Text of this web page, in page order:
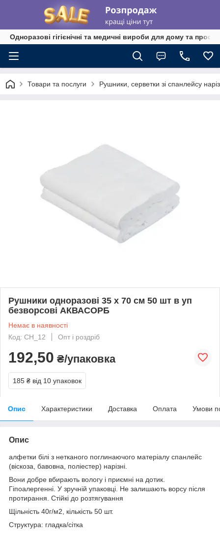
Одноразові гігієнічні та медичні вироби для дому та
Товари та послуги Рушники, серветки зі спанлейсу
Рушники одноразові 35 х 70 см 50 шт в уп
безворсові АКВАСОРБ
Немає в наявності
Код: CH_12
Опт і роздріб
192,50 ₴/упаковка
185 ₴ від 10 упаковок
Опис Характеристики Доставка Оплата Умови
Опис
алфетки білі з нетканого поглинаючого матеріалу спанлейс
(віскоза, бавовна, поліестер) нарізні.
Вони добре вбирають вологу і приємні на дотик.
Гіпоалергенні. У зручній упаковці. Не залишають ворсу після
протирання. Стійкі до розтягування
Щільність 40г/м2, кількість 50 шт.
Структура: гладка/сітка